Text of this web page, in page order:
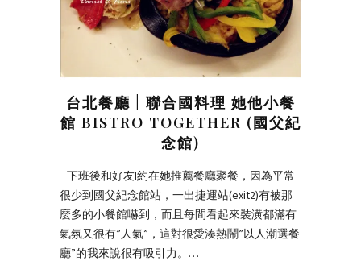
台北餐廳 | 聯合國料理 她他小餐
館 BISTRO TOGETHER (國父紀
念館)
下班後和好友I約在她推薦餐廳聚餐，因為平常
很少到國父紀念館站，一出捷運站(exit2)有被那
麼多的小餐館嚇到，而且每間看起來裝潢都滿有
氣氛又很有”人氣”，這對很愛湊熱鬧”以人潮選餐
廳”的我來說很有吸引力。…